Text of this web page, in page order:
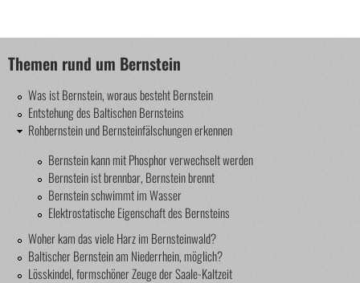
Themen rund um Bernstein
Was ist Bernstein, woraus besteht Bernstein
Entstehung des Baltischen Bernsteins
Rohbernstein und Bernsteinfälschungen erkennen
Bernstein kann mit Phosphor verwechselt werden
Bernstein ist brennbar, Bernstein brennt
Bernstein schwimmt im Wasser
Elektrostatische Eigenschaft des Bernsteins
Woher kam das viele Harz im Bernsteinwald?
Baltischer Bernstein am Niederrhein, möglich?
Lösskindel, formschöner Zeuge der Saale-Kaltzeit